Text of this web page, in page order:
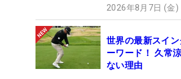
2026年8月7日 (金)
世界の最新スイ
ーワード！ 久常
ない理由